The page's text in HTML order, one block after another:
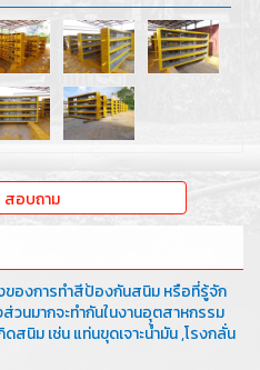
สอบถาม
ของการทำสีป้องกันสนิม หรือที่รู้จัก
นมากจะทำกันในงานอุตสาหกรรม
สนิม เช่น แท่นขุดเจาะน้ำมัน ,โรงกลั่น